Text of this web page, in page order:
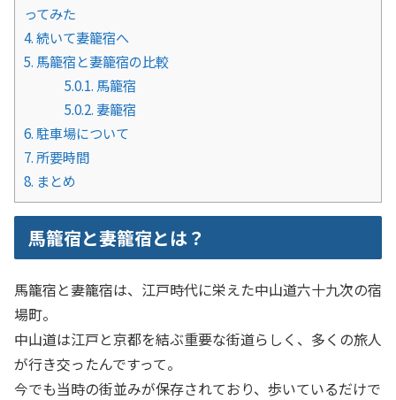
ってみた
4.続いて妻籠宿へ
5. 馬籠宿と妻籠宿の比較
5.0.1. 馬籠宿
5.0.2. 妻籠宿
6. 駐車場について
7. 所要時間
8. まとめ
馬籠宿と妻籠宿とは？
馬籠宿と妻籠宿は、江戸時代に栄えた中山道六十九次の宿
場町。
中山道は江戸と京都を結ぶ重要な街道らしく、多くの旅人
が行き交ったんですって。
今でも当時の街並みが保存されており、歩いているだけで